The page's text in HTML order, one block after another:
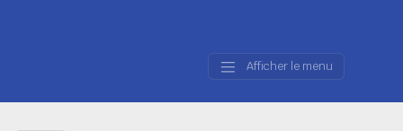
Afficher le menu